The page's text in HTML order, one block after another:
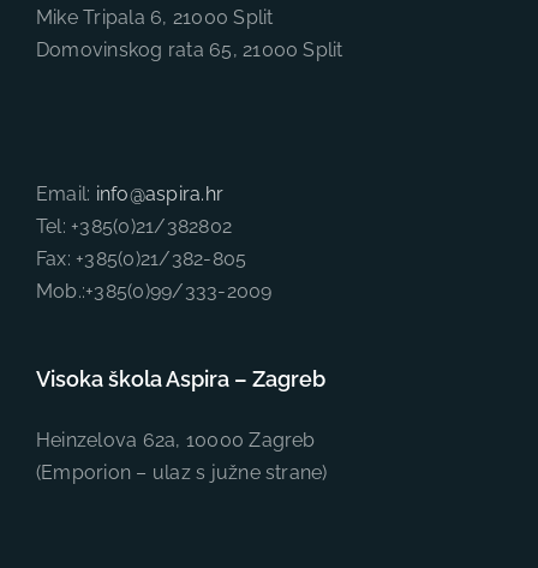
Mike Tripala 6, 21000 Split
Domovinskog rata 65, 21000 Split
Email: info@aspira.hr
Tel: +385(0)21/382802
Fax: +385(0)21/382-805
Mob.:+385(0)99/333-2009
Visoka škola Aspira – Zagreb
Heinzelova 62a, 10000 Zagreb
(Emporion – ulaz s južne strane)